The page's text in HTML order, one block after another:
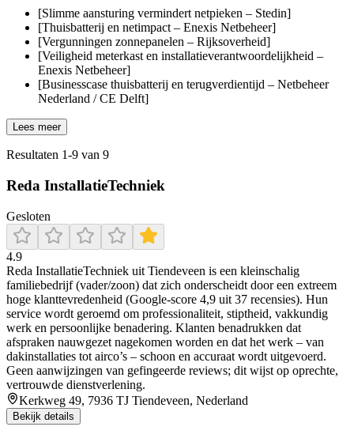
[Slimme aansturing vermindert netpieken – Stedin]
[Thuisbatterij en netimpact – Enexis Netbeheer]
[Vergunningen zonnepanelen – Rijksoverheid]
[Veiligheid meterkast en installatieverantwoordelijkheid –
Enexis Netbeheer]
[Businesscase thuisbatterij en terugverdientijd – Netbeheer
Nederland / CE Delft]
Lees meer
Resultaten 1-9 van 9
Reda InstallatieTechniek
Gesloten
4.9
Reda InstallatieTechniek uit Tiendeveen is een kleinschalig
familiebedrijf (vader/zoon) dat zich onderscheidt door een extreem
hoge klanttevredenheid (Google-score 4,9 uit 37 recensies). Hun
service wordt geroemd om professionaliteit, stiptheid, vakkundig
werk en persoonlijke benadering. Klanten benadrukken dat
afspraken nauwgezet nagekomen worden en dat het werk – van
dakinstallaties tot airco’s – schoon en accuraat wordt uitgevoerd.
Geen aanwijzingen van gefingeerde reviews; dit wijst op oprechte,
vertrouwde dienstverlening.
Kerkweg 49, 7936 TJ Tiendeveen, Nederland
Bekijk details